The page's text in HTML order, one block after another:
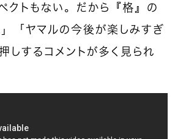
クトもない。だから『格』の
「ヤマルの今後が楽しみすぎ
しするコメントが多く見られ